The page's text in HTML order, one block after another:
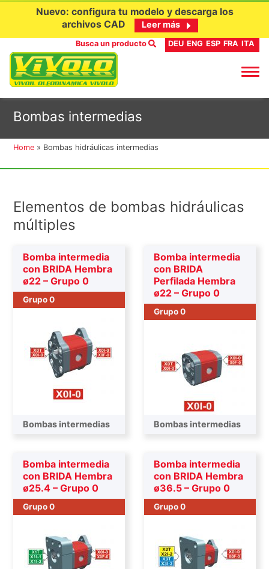
Nuevo: configura tu modelo y descarga los
archivos CAD
Leer más
Busca un producto DEU ENG ESP FRA ITA
Bombas intermedias
Home » Bombas hidráulicas intermedias
Elementos de bombas hidráulicas
múltiples
Bomba intermedia
con BRIDA Hembra
ø22 – Grupo 0
Grupo 0
Bombas intermedias
Bomba intermedia
con BRIDA
Perfilada Hembra
ø22 – Grupo 0
Grupo 0
Bombas intermedias
Bomba intermedia
con BRIDA Hembra
ø25.4 – Grupo 0
Grupo 0
Bomba intermedia
con BRIDA Hembra
ø36.5 – Grupo 0
Grupo 0